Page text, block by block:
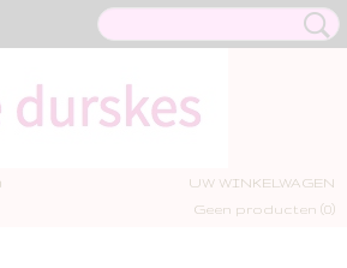
UW WINKELWAGEN
Geen producten (0)